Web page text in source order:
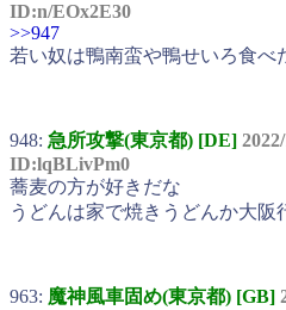
ID:n/EOx2E30
>>947
若い奴は鴨南蛮や鴨せいろ食べ
948: 急所攻撃(東京都) [DE]
ID:lqBLivPm0
蕎麦の方が好きだな
うどんは家で焼きうどんか大
963: 魔神風車固め(東京都) [GB]